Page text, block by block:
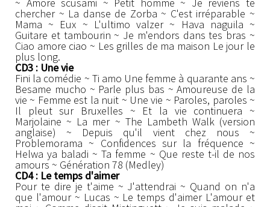
chercher ~ La danse de Zorba ~ C'est irréparable ~
Mama ~ Eux ~ L'ultimo valzer ~ Hava naguila ~
Guitare et tambourin ~ Je m'endors dans tes bras ~
Ciao amore ciao ~ Les grilles de ma maison Le jour le
plus long.
CD3 : Une vie
Fini la comédie ~ Ti amo Une femme à quarante ans ~
Besame mucho ~ Parle plus bas ~ Amoureuse de la
vie ~ Femme est la nuit ~ Une vie ~ Paroles, paroles ~
Il pleut sur Bruxelles ~ Et la vie continuera ~
Marjolaine ~ La mer ~ The Lambeth Walk (version
anglaise) ~ Depuis qu'il vient chez nous ~
Problemorama ~ Confidences sur la fréquence ~
Helwa ya baladi ~ Ta femme ~ Que reste t-il de nos
amours ~ Génération 78 (Medley)
CD4 : Le temps d'aimer
Pour te dire je t'aime ~ J'attendrai ~ Quand on n'a
que l'amour ~ Lucas ~ Le temps d'aimer L'amour et